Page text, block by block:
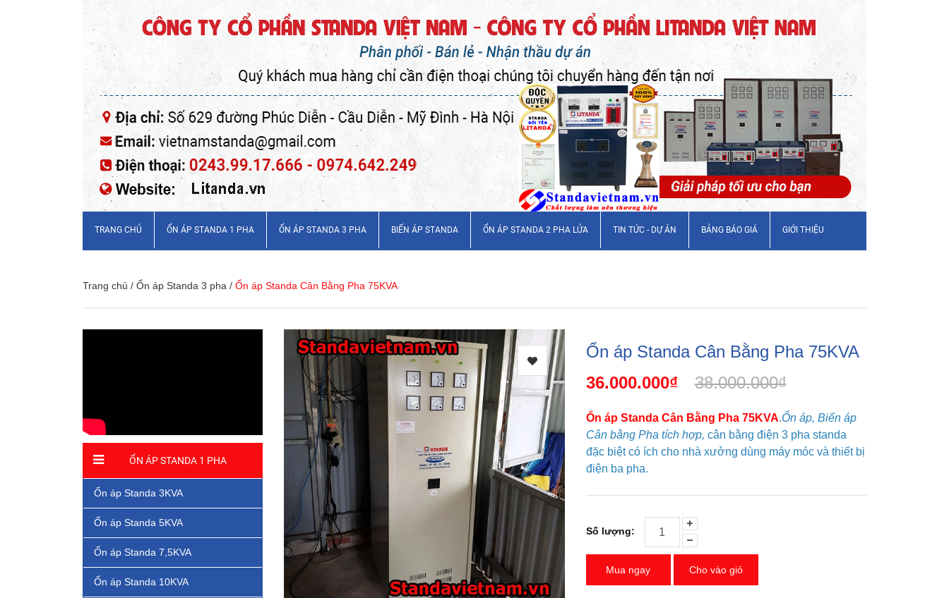
TRANG CHỦ ỔN ÁP STANDA 1 PHA ỔN ÁP STANDA 3 PHA BIẾN ÁP STANDA ỔN ÁP STANDA 2 PHA LỬA TIN TỨC - DỰ ÁN BẢNG BÁO GIÁ GIỚI THIỆU
Trang chủ / Ổn áp Standa 3 pha / Ổn áp Standa Cân Bằng Pha 75KVA
Ổn áp Standa Cân Bằng Pha 75KVA
36.000.000₫
38.000.000₫
Ổn áp Standa Cân Bằng Pha 75KVA.Ổn áp, Biến áp
Cân bằng Pha tích hợp, cân bằng điện 3 pha standa
đặc biệt có ích cho nhà xưởng dùng máy móc và thiết bị
điện ba pha.
Số lượng:
Mua ngay Cho vào giỏ
ỔN ÁP STANDA 1 PHA
Ổn áp Standa 3KVA
Ổn áp Standa 5KVA
Ổn áp Standa 7,5KVA
Ổn áp Standa 10KVA